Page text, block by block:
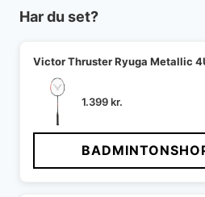
Har du set?
Victor Thruster Ryuga Metallic
1.399kr.